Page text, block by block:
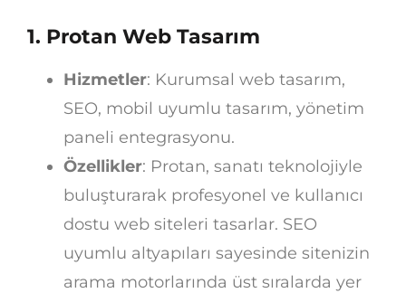
1. Protan Web Tasarım
Hizmetler: Kurumsal web tasarım,
SEO, mobil uyumlu tasarım, yönetim
paneli entegrasyonu.
Özellikler: Protan, sanatı teknolojiyle
buluşturarak profesyonel ve kullanıcı
dostu web siteleri tasarlar. SEO
uyumlu altyapıları sayesinde sitenizin
arama motorlarında üst sıralarda yer